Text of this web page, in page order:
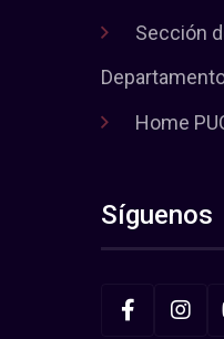
Sección
Home
Síguenos